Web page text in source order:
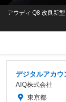
アウディ Q8 改良新型
デジタルアカウ
AIQ株式会社
東京都